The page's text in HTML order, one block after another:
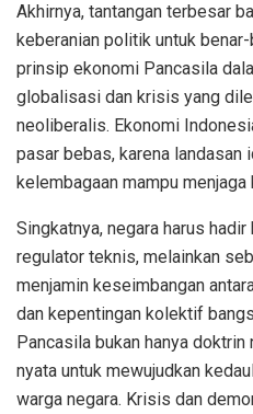
Akhirnya, tantangan terbesar
keberanian politik untuk
prinsip ekonomi Pancasila
globalisasi dan krisis yang
neoliberalis. Ekonomi
pasar bebas, karena landasan
kelembagaan mampu menjaga
Singkatnya, negara harus
regulator teknis, melainkan
menjamin keseimbangan
dan kepentingan kolektif
Pancasila bukan hanya
nyata untuk mewujudkan
warga negara. Krisis dan